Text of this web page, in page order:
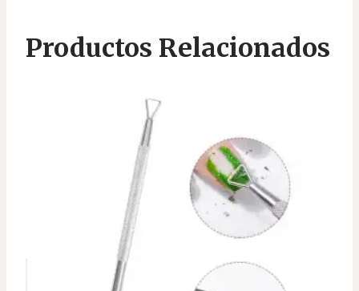
Productos Relacionados